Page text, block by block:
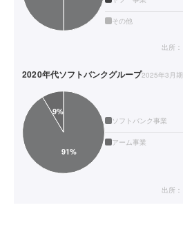
その他
出所：
2020年代ソフトバンクグループ2025年3月期
ソフトバンク事業
アーム事業
出所：